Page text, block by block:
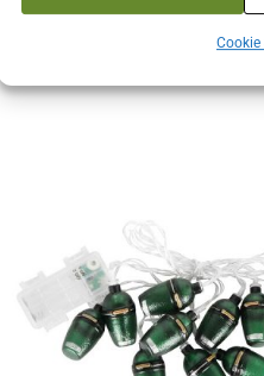
ünnepeket egyedi stílusban!